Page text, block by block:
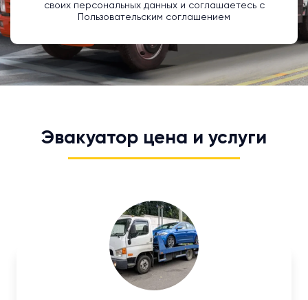
своих персональных данных и соглашаетесь с
Пользовательским соглашением
Эвакуатор цена и услуги